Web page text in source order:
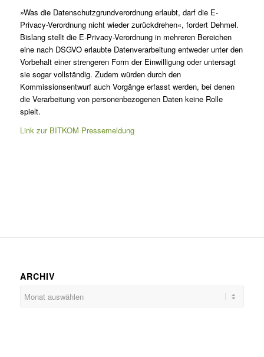
»Was die Datenschutzgrundverordnung erlaubt, darf die E-
Privacy-Verordnung nicht wieder zurückdrehen«, fordert Dehmel.
Bislang stellt die E-Privacy-Verordnung in mehreren Bereichen
eine nach DSGVO erlaubte Datenverarbeitung entweder unter den
Vorbehalt einer strengeren Form der Einwilligung oder untersagt
sie sogar vollständig. Zudem würden durch den
Kommissionsentwurf auch Vorgänge erfasst werden, bei denen
die Verarbeitung von personenbezogenen Daten keine Rolle
spielt.
Link zur BITKOM Pressemeldung
ARCHIV